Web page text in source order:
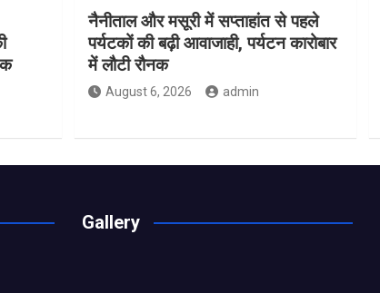
नैनीताल और मसूरी में सप्ताहांत से पहले
पर्यटकों की बढ़ी आवाजाही, पर्यटन कारोबार
में लौटी रौनक
August 6, 2026 admin
Gallery